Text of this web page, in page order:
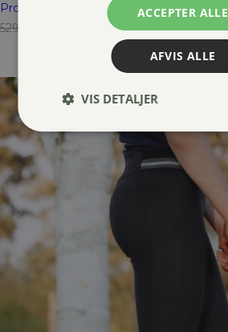
Pro Collection Mira tights
529,00
oprindelige
kr.Den
aktuelle
er:
ACCEPTER ALLE
AFVIS ALLE
VIS DETALJER